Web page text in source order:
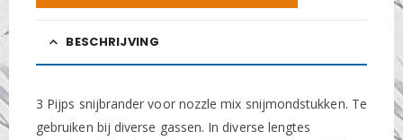
BESCHRIJVING
3 Pijps snijbrander voor nozzle mix snijmondstukken. Te
gebruiken bij diverse gassen. In diverse lengtes